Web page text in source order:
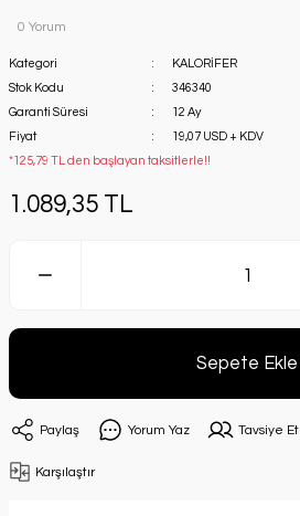
0 Yorum
Kategori
KALORİFER
Stok Kodu
346340
Garanti Süresi
12 Ay
Fiyat
19,07 USD + KDV
*125,79 TL den başlayan taksitlerle!!
1.089,35 TL
Sepete Ekle
Paylaş Yorum Yaz Tavsiye Et
Karşılaştır